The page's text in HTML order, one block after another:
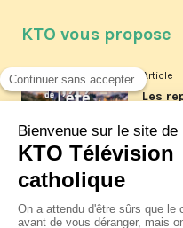
KTO vous propose
Article
Les
Article
La
jeudi